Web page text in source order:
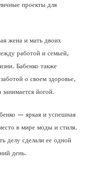
проекты для
жена и мать двоих
работой и семьей,
Бабенко также
о своем здоровье,
йогой.
— яркая и успешная
в мире моды и стиля.
делу сделали ее одной
день.